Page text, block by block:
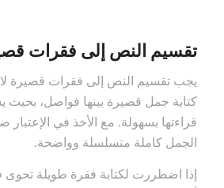
تقسيم النص إلى فقرات
كتابة جمل قصيرة بينها فواصل،
قراءتها بسهولة. مع الأخذ في
الجمل كاملة متسلسلة وواضحة.
إذا اضطررت لكتابة فقرة طويلة تحوى